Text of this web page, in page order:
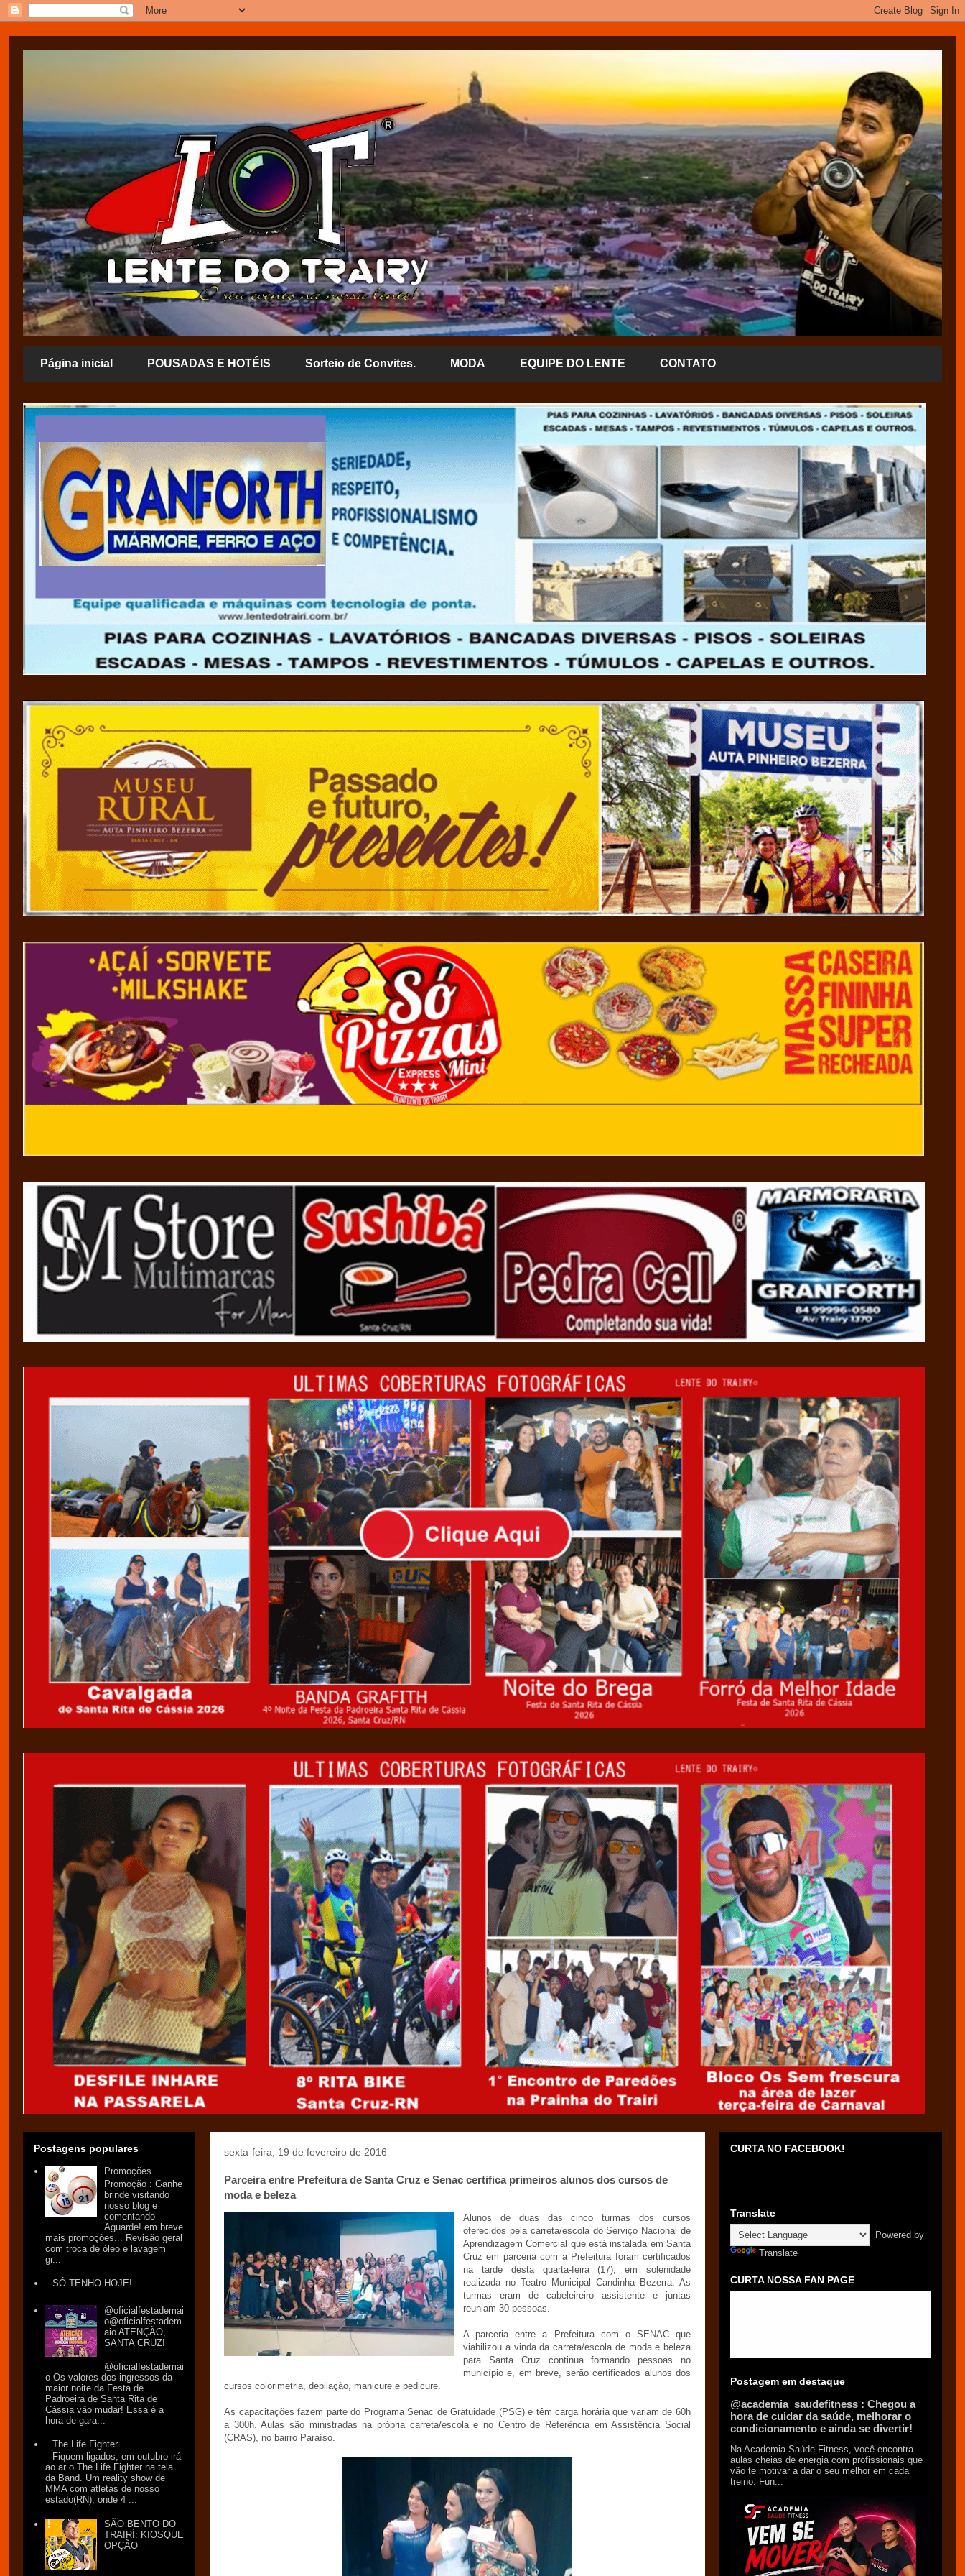
Página inicial POUSADAS E HOTÉIS Sorteio de Convites. MODA EQUIPE DO LENTE CONTATO
sexta-feira, 19 de fevereiro de 2016
Parceira entre Prefeitura de Santa Cruz e Senac certifica primeiros alunos dos cursos de
moda e beleza
Alunos de duas das cinco turmas dos cursos
oferecidos pela carreta/escola do Serviço Nacional de
Aprendizagem Comercial que está instalada em Santa
Cruz em parceria com a Prefeitura foram certificados
na tarde desta quarta-feira (17), em solenidade
realizada no Teatro Municipal Candinha Bezerra. As
turmas eram de cabeleireiro assistente e juntas
reuniam 30 pessoas.
A parceria entre a Prefeitura com o SENAC que
viabilizou a vinda da carreta/escola de moda e beleza
para Santa Cruz continua formando pessoas no
município e, em breve, serão certificados alunos dos
cursos colorimetria, depilação, manicure e pedicure.
As capacitações fazem parte do Programa Senac de Gratuidade (PSG) e têm carga horária que variam de 60h
a 300h. Aulas são ministradas na própria carreta/escola e no Centro de Referência em Assistência Social
(CRAS), no bairro Paraíso.
Postagens populares
Promoções
Promoção : Ganhe
brinde visitando
nosso blog e
comentando
Aguarde! em breve
mais promoções... Revisão geral
com troca de óleo e lavagem
gr...
SÓ TENHO HOJE!
@oficialfestademai
o@oficialfestadem
aio ATENÇÃO,
SANTA CRUZ!
@oficialfestademai
o Os valores dos ingressos da
maior noite da Festa de
Padroeira de Santa Rita de
Cássia vão mudar! Essa é a
hora de gara...
The Life Fighter
Fiquem ligados, em outubro irá
ao ar o The Life Fighter na tela
da Band. Um reality show de
MMA com atletas de nosso
estado(RN), onde 4 ...
SÃO BENTO DO
TRAIRÍ: KIOSQUE
OPÇÃO
CURTA NO FACEBOOK!
Translate
Powered by
Translate
CURTA NOSSA FAN PAGE
Postagem em destaque
@academia_saudefitness : Chegou a
hora de cuidar da saúde, melhorar o
condicionamento e ainda se divertir!
Na Academia Saúde Fitness, você encontra
aulas cheias de energia com profissionais que
vão te motivar a dar o seu melhor em cada
treino. Fun...